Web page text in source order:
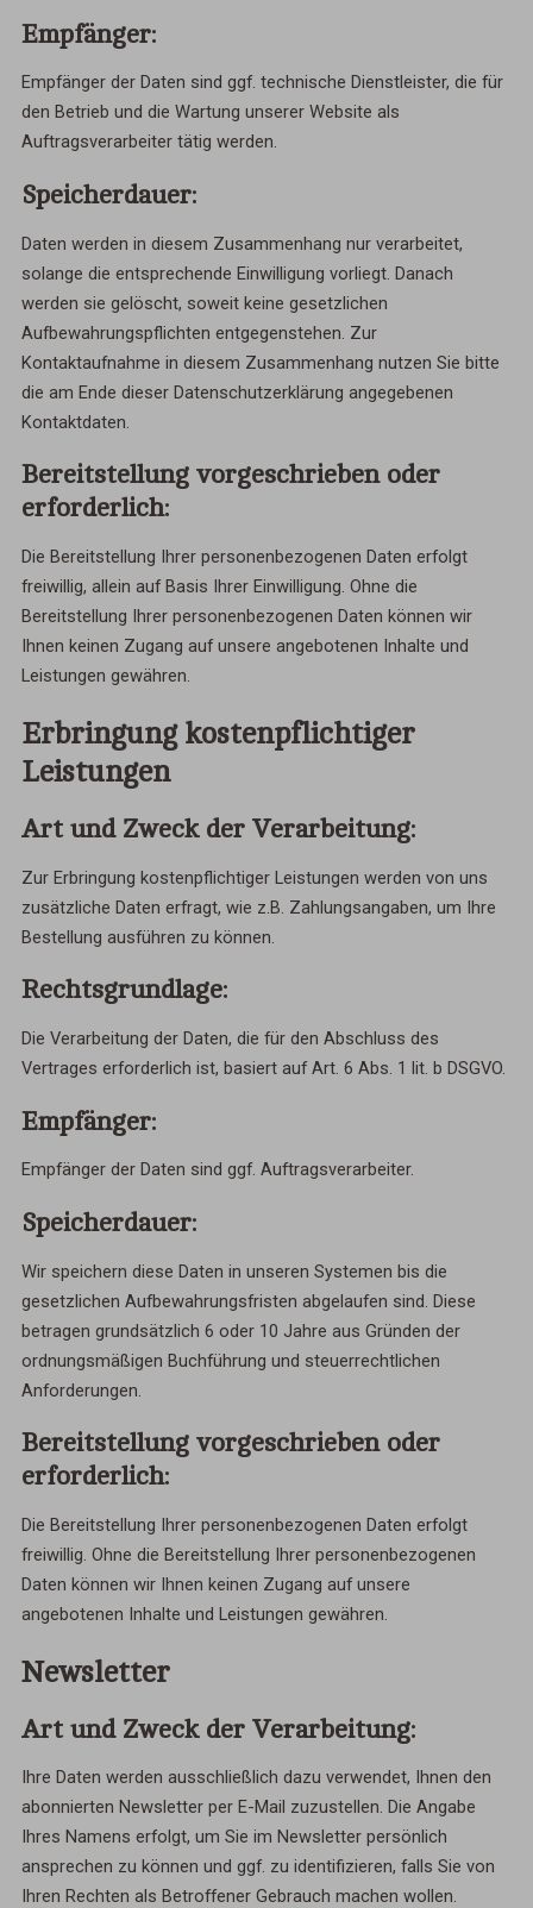
Empfänger:
Empfänger der Daten sind ggf. technische Dienstleister, die für
den Betrieb und die Wartung unserer Website als
Auftragsverarbeiter tätig werden.
Speicherdauer:
Daten werden in diesem Zusammenhang nur verarbeitet,
solange die entsprechende Einwilligung vorliegt. Danach
werden sie gelöscht, soweit keine gesetzlichen
Aufbewahrungspflichten entgegenstehen. Zur
Kontaktaufnahme in diesem Zusammenhang nutzen Sie bitte
die am Ende dieser Datenschutzerklärung angegebenen
Kontaktdaten.
Bereitstellung vorgeschrieben oder
erforderlich:
Die Bereitstellung Ihrer personenbezogenen Daten erfolgt
freiwillig, allein auf Basis Ihrer Einwilligung. Ohne die
Bereitstellung Ihrer personenbezogenen Daten können wir
Ihnen keinen Zugang auf unsere angebotenen Inhalte und
Leistungen gewähren.
Erbringung kostenpflichtiger
Leistungen
Art und Zweck der Verarbeitung:
Zur Erbringung kostenpflichtiger Leistungen werden von uns
zusätzliche Daten erfragt, wie z.B. Zahlungsangaben, um Ihre
Bestellung ausführen zu können.
Rechtsgrundlage:
Die Verarbeitung der Daten, die für den Abschluss des
Vertrages erforderlich ist, basiert auf Art. 6 Abs. 1 lit. b DSGVO.
Empfänger:
Empfänger der Daten sind ggf. Auftragsverarbeiter.
Speicherdauer:
Wir speichern diese Daten in unseren Systemen bis die
gesetzlichen Aufbewahrungsfristen abgelaufen sind. Diese
betragen grundsätzlich 6 oder 10 Jahre aus Gründen der
ordnungsmäßigen Buchführung und steuerrechtlichen
Anforderungen.
Bereitstellung vorgeschrieben oder
erforderlich:
Die Bereitstellung Ihrer personenbezogenen Daten erfolgt
freiwillig. Ohne die Bereitstellung Ihrer personenbezogenen
Daten können wir Ihnen keinen Zugang auf unsere
angebotenen Inhalte und Leistungen gewähren.
Newsletter
Art und Zweck der Verarbeitung:
Ihre Daten werden ausschließlich dazu verwendet, Ihnen den
abonnierten Newsletter per E-Mail zuzustellen. Die Angabe
Ihres Namens erfolgt, um Sie im Newsletter persönlich
ansprechen zu können und ggf. zu identifizieren, falls Sie von
Ihren Rechten als Betroffener Gebrauch machen wollen.